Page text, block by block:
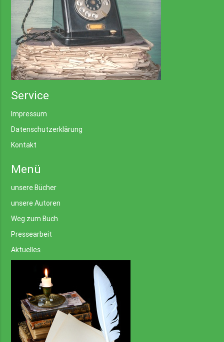
Service
Impressum
Datenschutzerklärung
Kontakt
Menü
unsere Bücher
unsere Autoren
Weg zum Buch
Pressearbeit
Aktuelles